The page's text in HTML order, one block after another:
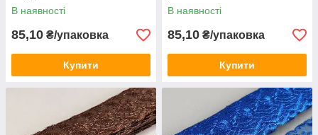
В наявності
85,10 ₴/упаковка
Купити
В наявності
85,10 ₴/упаковка
Купити